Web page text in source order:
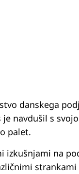
danskega
je navdušil s
palet.
izkušnjami na